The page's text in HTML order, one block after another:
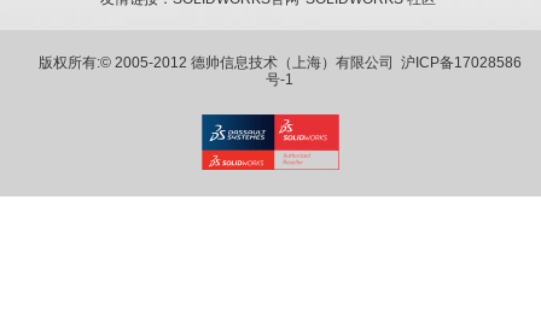
版权所有:© 2005-2012 德帅信息技术（上海）有限公司 沪ICP备17028586
号-1